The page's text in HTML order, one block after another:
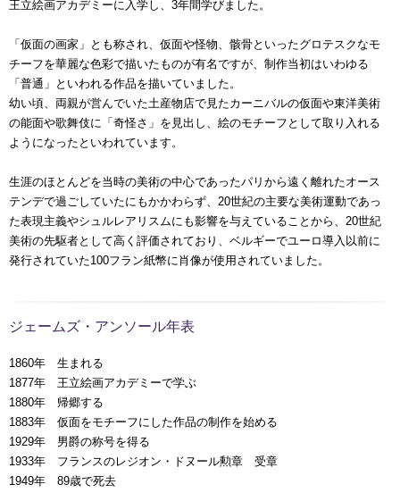
王立絵画アカデミーに入学し、3年間学びました。
「仮面の画家」とも称され、仮面や怪物、骸骨といったグロテスクなモ
チーフを華麗な色彩で描いたものが有名ですが、制作当初はいわゆる
「普通」といわれる作品を描いていました。
幼い頃、両親が営んでいた土産物店で見たカーニバルの仮面や東洋美術
の能面や歌舞伎に「奇怪さ」を見出し、絵のモチーフとして取り入れる
ようになったといわれています。
生涯のほとんどを当時の美術の中心であったパリから遠く離れたオース
テンデで過ごしていたにもかかわらず、20世紀の主要な美術運動であっ
た表現主義やシュルレアリスムにも影響を与えていることから、20世紀
美術の先駆者として高く評価されており、ベルギーでユーロ導入以前に
発行されていた100フラン紙幣に肖像が使用されていました。
ジェームズ・アンソール年表
1860年 生まれる
1877年 王立絵画アカデミーで学ぶ
1880年 帰郷する
1883年 仮面をモチーフにした作品の制作を始める
1929年 男爵の称号を得る
1933年 フランスのレジオン・ドヌール勲章 受章
1949年 89歳で死去